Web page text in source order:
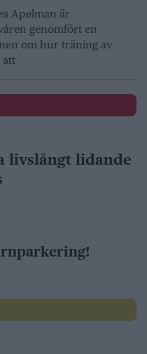
Apelman är
genomfört en
om hur träning av
att
livslångt lidande